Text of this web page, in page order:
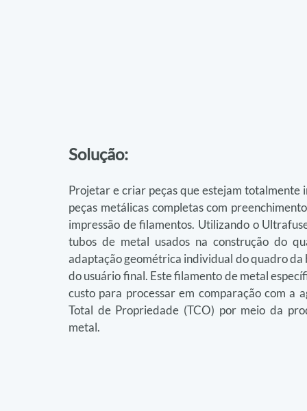
Solução:
Projetar e criar peças que estejam totalmente
peças metálicas completas com
impressão de filamentos. Utilizando o
tubos de metal usados na construção do
adaptação geométrica individual do quadro
do usuário final. Este filamento de metal
custo para processar em comparação com a
Total de Propriedade (TCO) por meio da
metal.